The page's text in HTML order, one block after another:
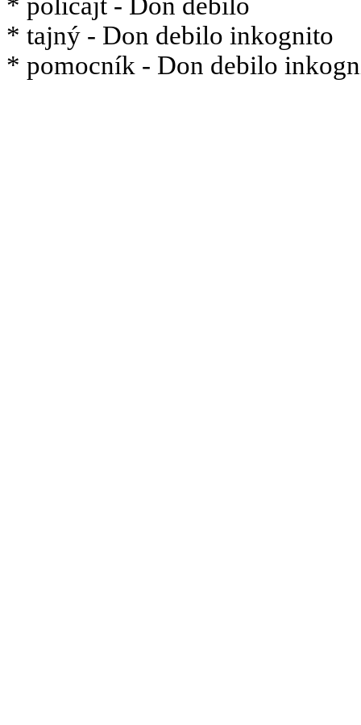
* tajný - Don debilo inkognito
* pomocník - Don debilo